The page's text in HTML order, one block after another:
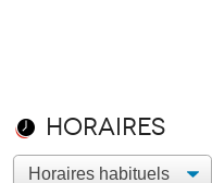
Horaires